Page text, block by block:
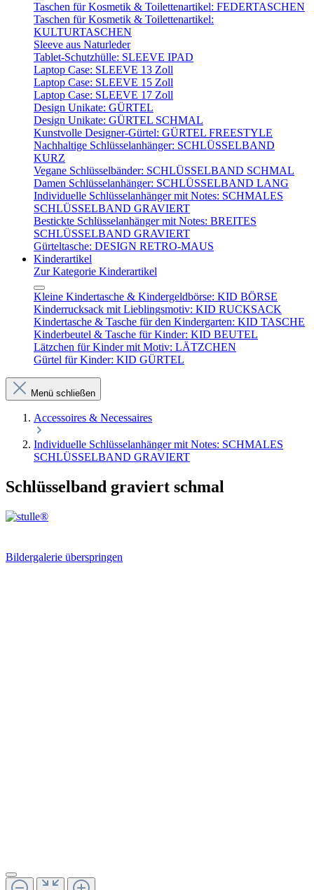
Taschen für Kosmetik & Toilettenartikel: FEDERTASCHEN
Taschen für Kosmetik & Toilettenartikel:
KULTURTASCHEN
Sleeve aus Naturleder
Tablet-Schutzhülle: SLEEVE IPAD
Laptop Case: SLEEVE 13 Zoll
Laptop Case: SLEEVE 15 Zoll
Laptop Case: SLEEVE 17 Zoll
Design Unikate: GÜRTEL
Design Unikate: GÜRTEL SCHMAL
Kunstvolle Designer-Gürtel: GÜRTEL FREESTYLE
Nachhaltige Schlüsselanhänger: SCHLÜSSELBAND
KURZ
Vegane Schlüsselbänder: SCHLÜSSELBAND SCHMAL
Damen Schlüsselanhänger: SCHLÜSSELBAND LANG
Individuelle Schlüsselanhänger mit Notes: SCHMALES
SCHLÜSSELBAND GRAVIERT
Bestickte Schlüsselanhänger mit Notes: BREITES
SCHLÜSSELBAND GRAVIERT
Gürteltasche: DESIGN RETRO-MAUS
Kinderartikel
Zur Kategorie Kinderartikel
Kleine Kindertasche & Kindergeldbörse: KID BÖRSE
Kinderrucksack mit Lieblingsmotiv: KID RUCKSACK
Kindertasche & Tasche für den Kindergarten: KID TASCHE
Kinderbeutel & Tasche für Kinder: KID BEUTEL
Lätzchen für Kinder mit Motiv: LÄTZCHEN
Gürtel für Kinder: KID GÜRTEL
Menü schließen
Accessoires & Necessaires
Individuelle Schlüsselanhänger mit Notes: SCHMALES
SCHLÜSSELBAND GRAVIERT
Schlüsselband graviert schmal
Bildergalerie überspringen